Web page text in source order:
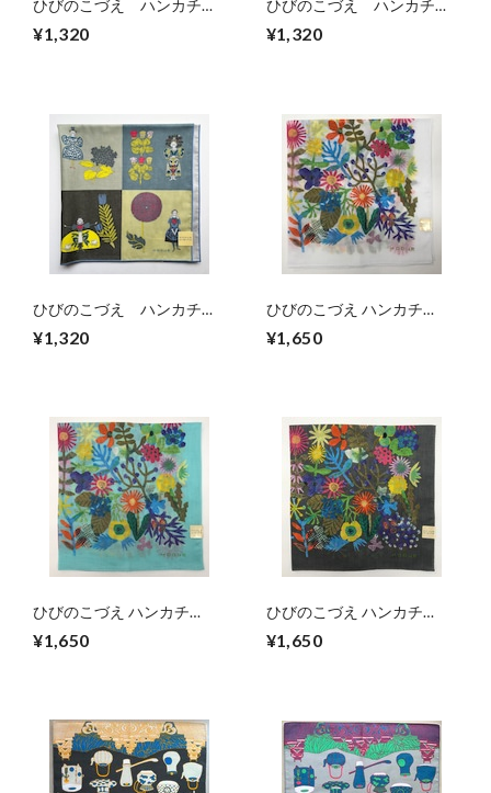
ひびのこづえ ハンカチ
¥1,320
ひびのこづえ ハンカチ
¥1,320
ひびのこづえ ハンカチ
¥1,320
ひびのこづえ ハンカチ
¥1,650
ひびのこづえ ハンカチ
¥1,650
ひびのこづえ ハンカチ
¥1,650